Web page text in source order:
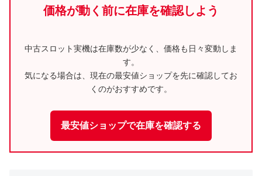
価格が動く前に在庫を確認しよう
中古スロット実機は在庫数が少なく、価格も日々変動しま
す。
気になる場合は、現在の最安値ショップを先に確認してお
くのがおすすめです。
最安値ショップで在庫を確認する